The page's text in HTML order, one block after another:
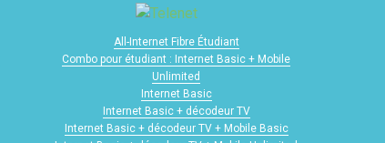
All-Internet Fibre Étudiant
Combo pour étudiant : Internet Basic + Mobile
Unlimited
Internet Basic
Internet Basic + décodeur TV
Internet Basic + décodeur TV + Mobile Basic